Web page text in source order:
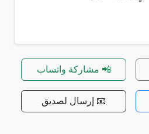
📲 مشاركة واتساب
📧 إرسال لصديق